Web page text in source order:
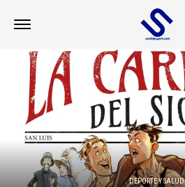
DEPORTE Y SALUD